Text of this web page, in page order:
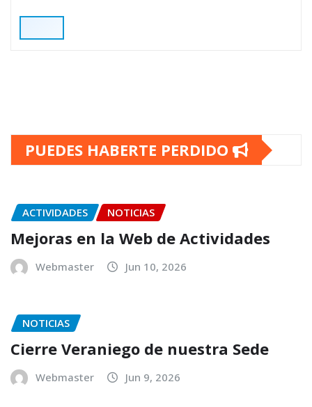
PUEDES HABERTE PERDIDO
ACTIVIDADES NOTICIAS
Mejoras en la Web de Actividades
Webmaster Jun 10, 2026
NOTICIAS
Cierre Veraniego de nuestra Sede
Webmaster Jun 9, 2026